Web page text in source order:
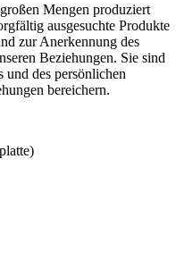
Mengen produziert
ausgesuchte Produkte
zur Anerkennung des
Beziehungen. Sie sind
und des persönlichen
bereichern.